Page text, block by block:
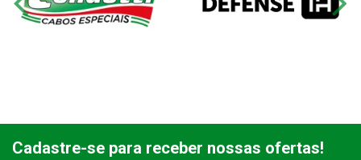
Cadastre-se para receber nossas ofertas!